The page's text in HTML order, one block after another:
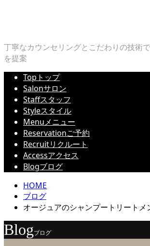
丁寧なカウンセリングとこだわりの技術
を提案
Top トップ
Salonサロン
Staffスタッフ
Styleスタイル
Menuメニュー
Reservationご予約
Recruitリクルート
Accessアクセス
Blogブログ
HOME
ブログ
オージュアのシャンプートリートメ
Blogブログ